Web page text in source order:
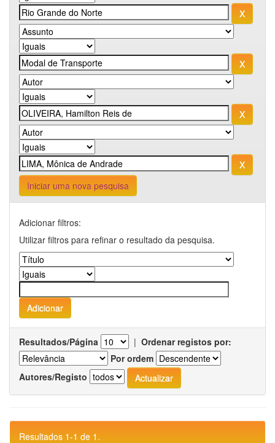
Iniciar uma nova pesquisa
Adicionar filtros:
Utilizar filtros para refinar o resultado da pesquisa.
Resultados/Página | Ordenar registos por:
Por ordem
Autores/Registo
Resultados 1-1 de 1.